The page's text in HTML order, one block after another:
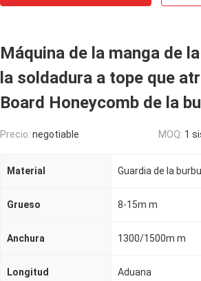
Máquina de la manga de
la soldadura a tope que
Board Honeycomb de la
Precio: negotiable MOQ: 1
Material
Grueso 8-15m m
Anchura 1300/1500m m
Longitud Aduana